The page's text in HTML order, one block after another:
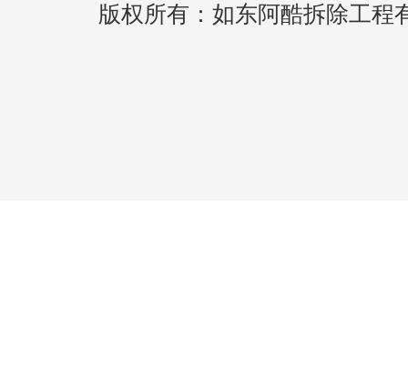
版权所有：如东阿酷拆除工程